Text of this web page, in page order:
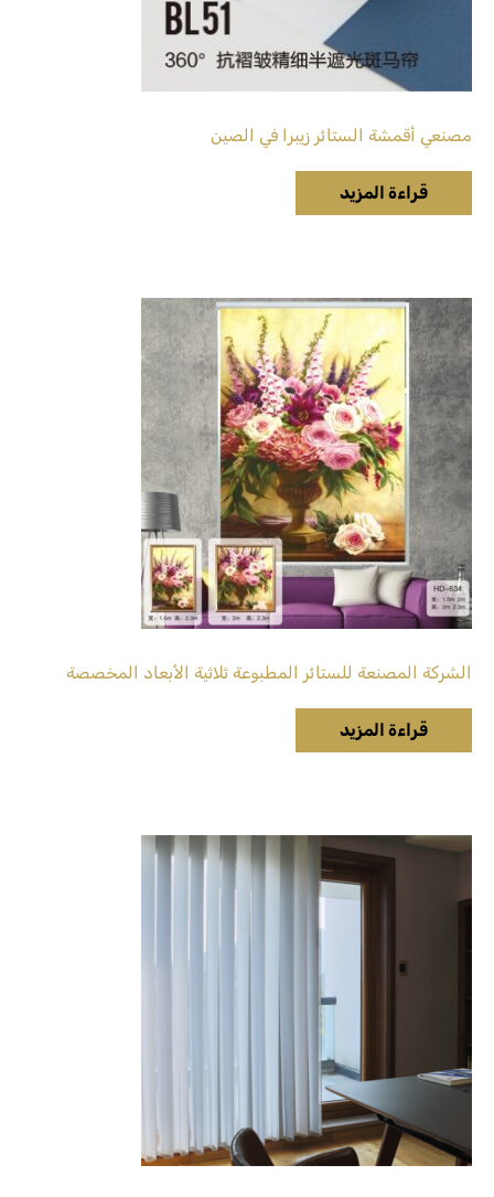
مصنعي أقمشة الستائر زيبرا في الصين
قراءة المزيد
الشركة المصنعة للستائر المطبوعة ثلاثية الأبعاد المخصصة
قراءة المزيد